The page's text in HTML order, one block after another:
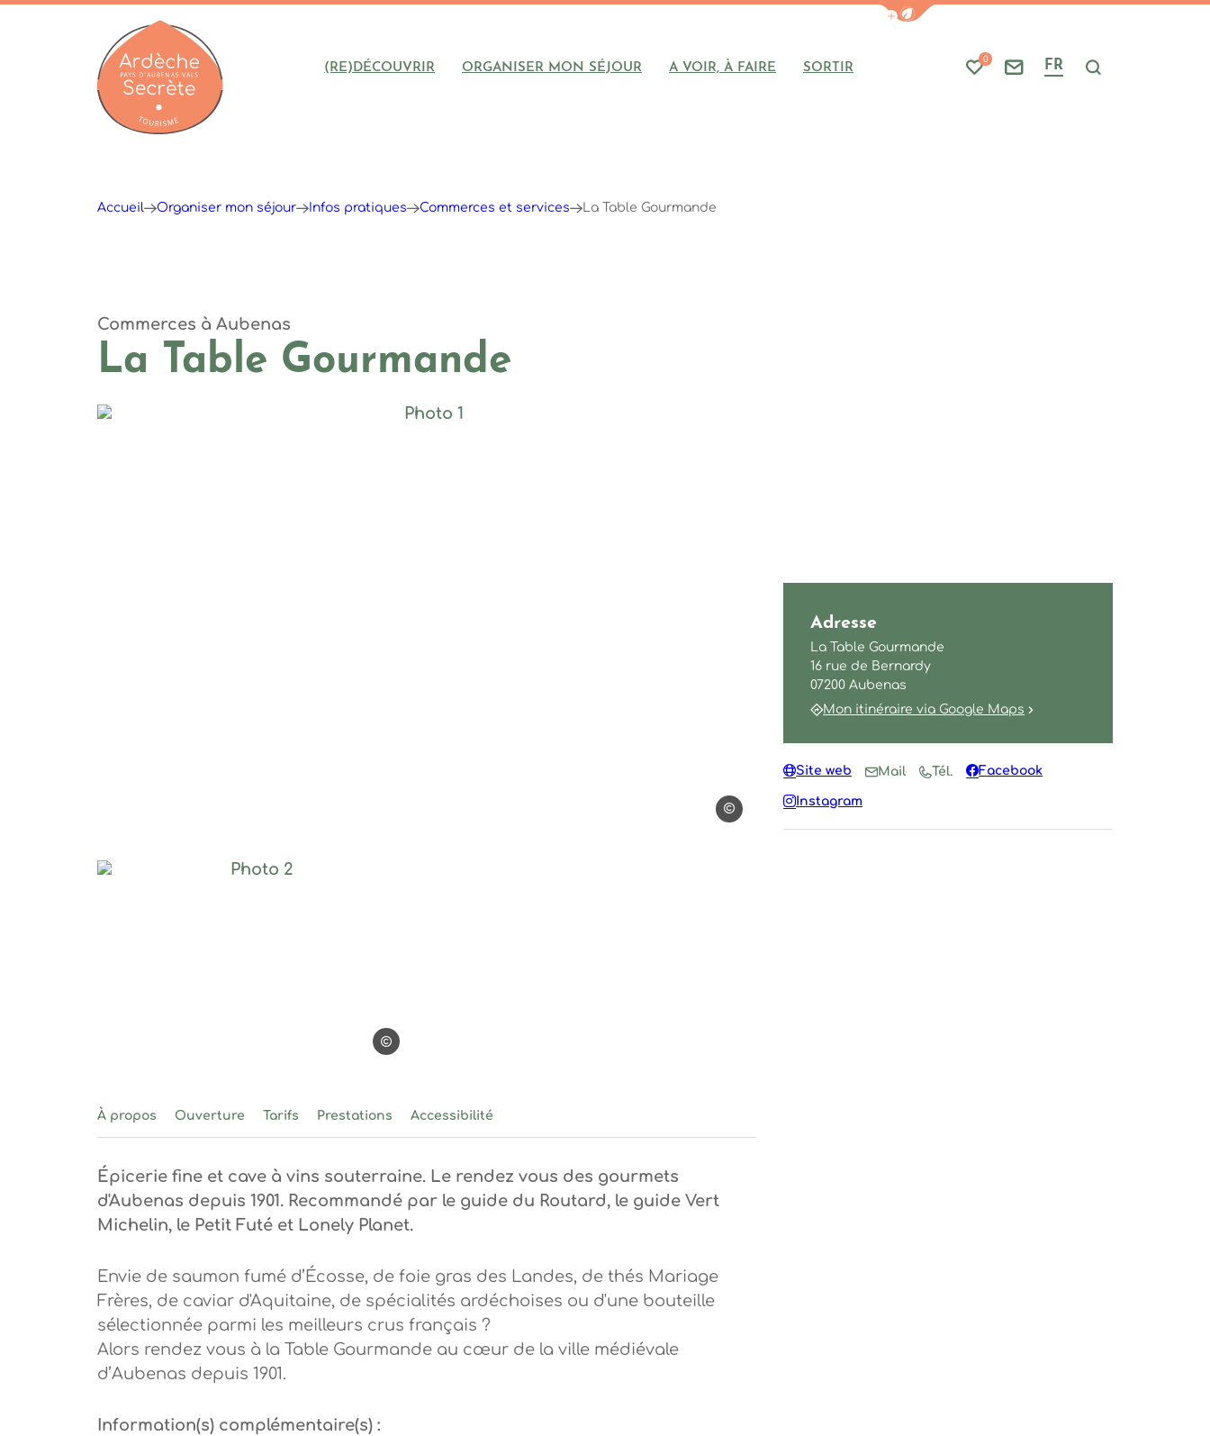
Afficher la barre de navigation du
(RE)DÉCOUVRIR ORGANISER MON SÉJOUR A VOIR, À FAIRE SORTIR Mes favoris
0
Nous contacter
FR Je recherche
Accueil Organiser mon séjour Infos pratiques Commerces et services La Table Gourmande
Commerces à Aubenas
La Table Gourmande
Photo 1, © La Table Gourmande
La Table Gourmande
Photo 2, © La table gourmande
La table gourmande
À propos Ouverture Tarifs Prestations Accessibilité
Épicerie fine et cave à vins souterraine. Le rendez vous des gourmets
d'Aubenas depuis 1901. Recommandé par le guide du Routard, le guide Vert
Michelin, le Petit Futé et Lonely Planet.
Envie de saumon fumé d’Écosse, de foie gras des Landes, de thés Mariage
Frères, de caviar d'Aquitaine, de spécialités ardéchoises ou d'une bouteille
sélectionnée parmi les meilleurs crus français ?
Alors rendez vous à la Table Gourmande au cœur de la ville médiévale
d’Aubenas depuis 1901.
Information(s) complémentaire(s) :
Adresse
La Table Gourmande
16 rue de Bernardy
07200 Aubenas
Mon itinéraire via Google Maps
Site web Mail Tél. Facebook
Instagram